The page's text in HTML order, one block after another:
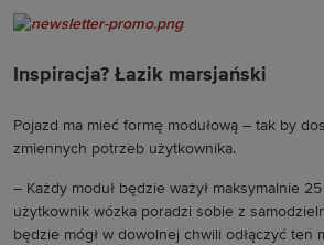
Inspiracja? Łazik marsjański
Pojazd ma mieć formę modułową – tak by
zmiennych potrzeb użytkownika.
– Każdy moduł będzie ważył maksymalnie
użytkownik wózka poradzi sobie z
będzie mógł w dowolnej chwili odłączyć ten